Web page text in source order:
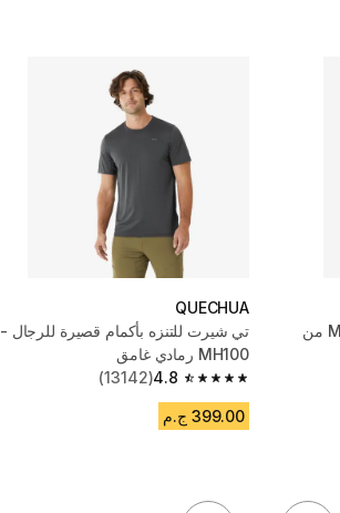
حذاء مشي للأطفال برباط MH100 من
QUECHUA
تي شيرت للتنزه بأكمام قصيرة للرجال -
MH100 رمادي غامق
4.8
4.8 out of 5 stars from 13142 reviews
(13142)
399.00 ج.م